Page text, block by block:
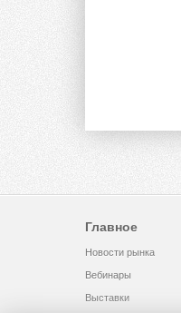
Главное
Новости рынка
Вебинары
Выставки